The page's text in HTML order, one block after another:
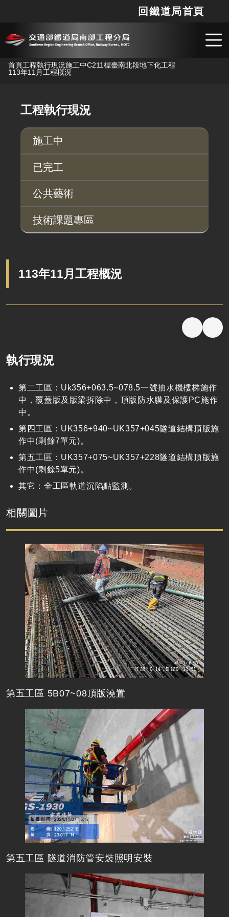
跳到主要內容
回鐵道局首頁
首頁工程執行現況施工中C211標臺南北段地下化工程
113年11月工程概況
工程執行現況
施工中
已完工
公共藝術
技術課題專區
113年11月工程概況
執行現況
第二工區：Uk356+063.5~078.5一號抽水機樓梯施作
中，覆蓋版及版梁拆除中，頂版防水膜及保護PC施作
中。
第四工區：UK356+940~UK357+045隧道結構頂版施
作中(剩餘7單元)。
第五工區：UK357+075~UK357+228隧道結構頂版施
作中(剩餘5單元)。
其它：全工區軌道沉陷點監測。
相關圖片
第五工區 5B07~08頂版澆置
第五工區 隧道消防管安裝照明安裝